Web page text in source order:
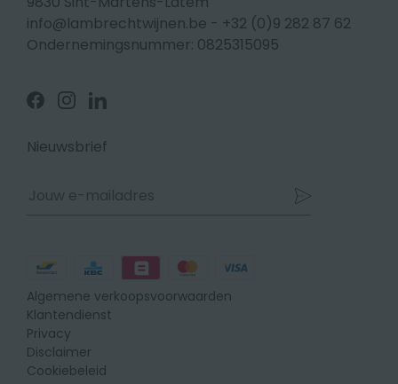
info@lambrechtwijnen.be - +32 (0)9 282 87 62
Ondernemingsnummer: 0825315095
Volg
ons
Facebook
Volg
ons
Instagram
Volg
ons
Linkedin
Nieuwsbrief
Betaalmethodes
Algemene verkoopsvoorwaarden
Klantendienst
Privacy
Disclaimer
Cookiebeleid